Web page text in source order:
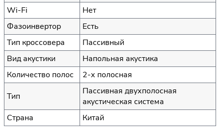
Wi-Fi
Нет
Фазоинвертор
Есть
Тип кроссовера
Пассивный
Вид акустики
Напольная акустика
Количество полос
2-х полосная
Тип
Пассивная двухполосная
акустическая система
Страна
Китай